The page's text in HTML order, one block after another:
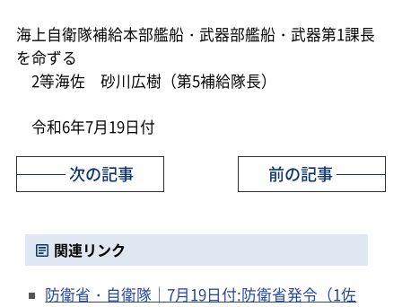
海上自衛隊補給本部艦船・武器部艦船・武器第1課長
を命ずる
2等海佐 砂川広樹（第5補給隊長）
令和6年7月19日付
前の記事
次の記事
関連リンク
防衛省・自衛隊｜7月19日付:防衛省発令（1佐